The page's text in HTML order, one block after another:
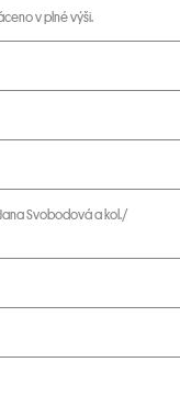
v plné výši.
Jana Svobodová a kol./